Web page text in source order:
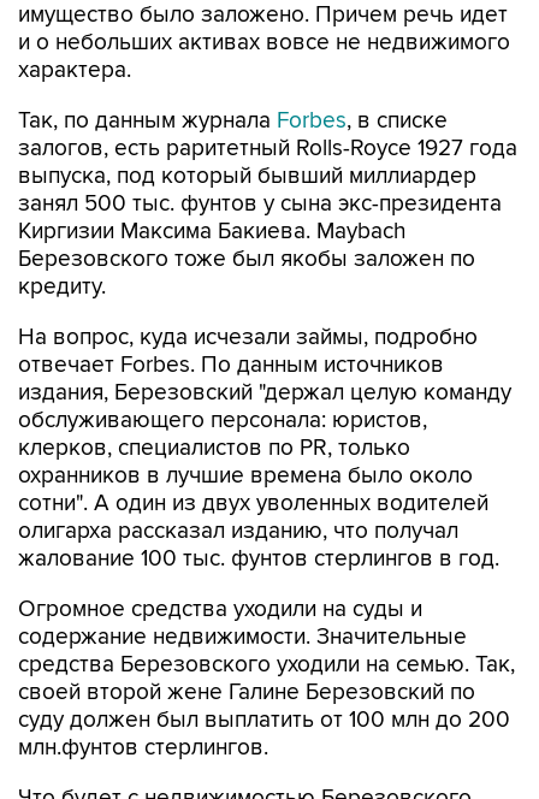
имущество было заложено. Причем речь идет
и о небольших активах вовсе не недвижимого
характера.
Так, по данным журнала Forbes, в списке
залогов, есть раритетный Rolls-Royce 1927 года
выпуска, под который бывший миллиардер
занял 500 тыс. фунтов у сына экс-президента
Киргизии Максима Бакиева. Maybach
Березовского тоже был якобы заложен по
кредиту.
На вопрос, куда исчезали займы, подробно
отвечает Forbes. По данным источников
издания, Березовский "держал целую команду
обслуживающего персонала: юристов,
клерков, специалистов по PR, только
охранников в лучшие времена было около
сотни". А один из двух уволенных водителей
олигарха рассказал изданию, что получал
жалование 100 тыс. фунтов стерлингов в год.
Огромное средства уходили на суды и
содержание недвижимости. Значительные
средства Березовского уходили на семью. Так,
своей второй жене Галине Березовский по
суду должен был выплатить от 100 млн до 200
млн.фунтов стерлингов.